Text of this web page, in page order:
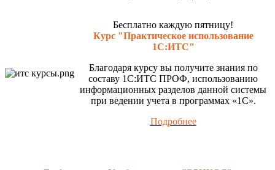
Бесплатно каждую пятницу!
Курс "Практическое использование
1С:ИТС"
Благодаря курсу вы получите знания по
составу 1С:ИТС ПРОФ, использованию
информационных разделов данной системы
при ведении учета в программах «1С».
Подробнее